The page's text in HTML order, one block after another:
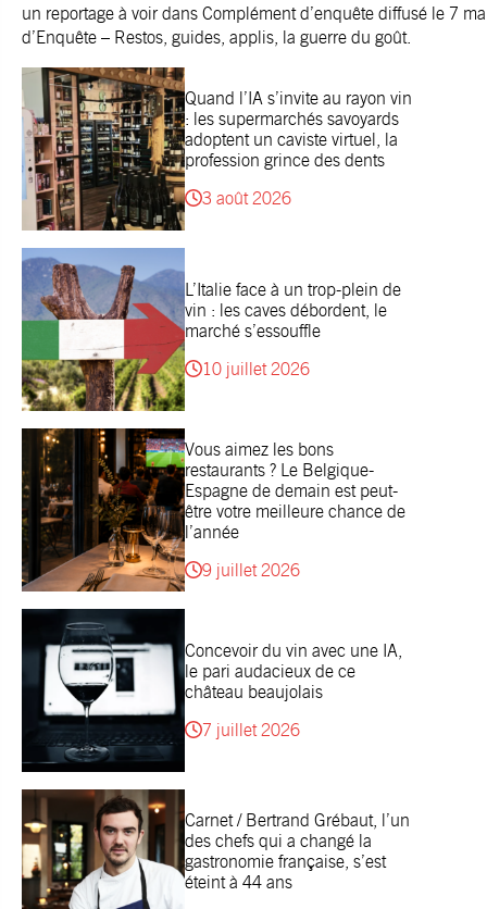
un reportage à voir dans Complément d’enquête diffusé le 7
d’Enquête – Restos, guides, applis, la guerre du goût.
Quand l’IA s’invite au rayon vin
: les supermarchés savoyards
adoptent un caviste virtuel, la
profession grince des dents
3 août 2026
L’Italie face à un trop-plein de
vin : les caves débordent, le
marché s’essouffle
10 juillet 2026
Vous aimez les bons
restaurants ? Le Belgique-
Espagne de demain est peut-
être votre meilleure chance de
l’année
9 juillet 2026
Concevoir du vin avec une IA,
le pari audacieux de ce
château beaujolais
7 juillet 2026
Carnet / Bertrand Grébaut, l’un
des chefs qui a changé la
gastronomie française, s’est
éteint à 44 ans